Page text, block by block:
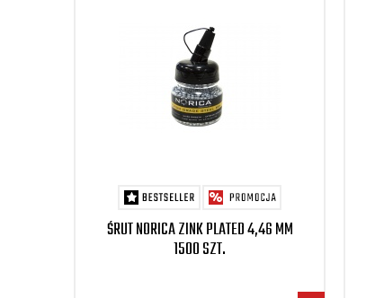
ŚRUT NORICA ZINK PLATED 4,46 MM
1500 SZT.